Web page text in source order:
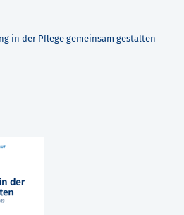
in der Pflege gemeinsam gestalten